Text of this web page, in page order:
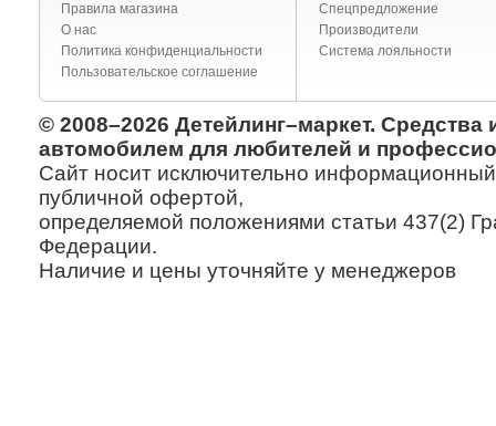
Правила магазина
О нас
Политика конфиденциальности
Пользовательское соглашение
Спецпредложение
Производители
Система лояльности
© 2008–2026 Детейлинг–маркет. Средства
автомобилем для любителей и
Сайт носит исключительно информационный
публичной офертой,
определяемой положениями статьи 437(2)
Федерации.
Наличие и цены уточняйте у менеджеров